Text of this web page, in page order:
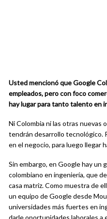
Usted mencionó que Google
empleados, pero con foco
hay lugar para tanto talento en
Ni Colombia ni las otras nuevas
tendrán desarrollo tecnológico.
en el negocio, para luego llegar
Sin embargo, en Google hay un
colombiano en ingeniería, que
casa matriz. Como muestra de
un equipo de Google desde
universidades más fuertes en
darle oportunidades laborales a